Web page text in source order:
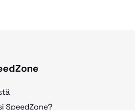
SpeedZone?